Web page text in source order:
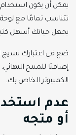
يمكن أن يكون استخدام
تتناسب تمامًا مع لوحة
يجعل حياتك أسهل
ضع في اعتبارك نسيج
إضافيًا للمنتج
الكمبيوتر الخاص بك.
عدم
أو متجه